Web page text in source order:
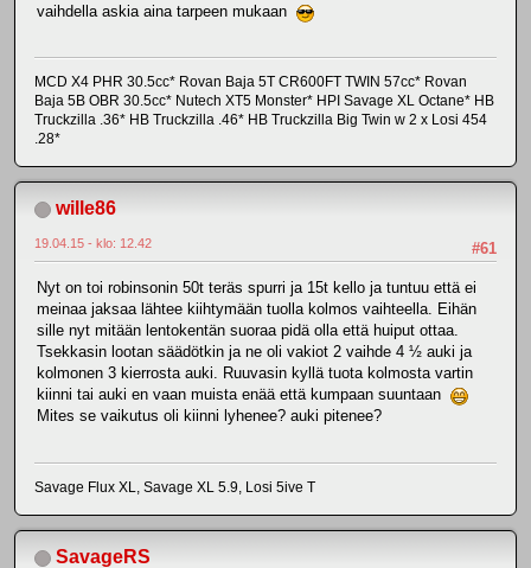
vaihdella askia aina tarpeen mukaan
MCD X4 PHR 30.5cc* Rovan Baja 5T CR600FT TWIN 57cc* Rovan
Baja 5B OBR 30.5cc* Nutech XT5 Monster* HPI Savage XL Octane* HB
Truckzilla .36* HB Truckzilla .46* HB Truckzilla Big Twin w 2 x Losi 454
.28*
wille86
#61
19.04.15 - klo: 12.42
Nyt on toi robinsonin 50t teräs spurri ja 15t kello ja tuntuu että ei
meinaa jaksaa lähtee kiihtymään tuolla kolmos vaihteella. Eihän
sille nyt mitään lentokentän suoraa pidä olla että huiput ottaa.
Tsekkasin lootan säädötkin ja ne oli vakiot 2 vaihde 4 ½ auki ja
kolmonen 3 kierrosta auki. Ruuvasin kyllä tuota kolmosta vartin
kiinni tai auki en vaan muista enää että kumpaan suuntaan
Mites se vaikutus oli kiinni lyhenee? auki pitenee?
Savage Flux XL, Savage XL 5.9, Losi 5ive T
SavageRS